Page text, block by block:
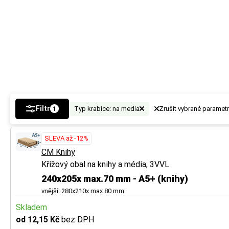
Filtr 1 Typ krabice: na media Zrušit vybrané
SLEVA až -12%
CM Knihy
Křížový obal na knihy a média, 3VVL
240x205x max.70 mm - A5+ (knihy)
vnější: 280x210x max.80 mm
Skladem
od 12,15 Kč bez DPH
BUTTON: Jak
BUTTON: Jak